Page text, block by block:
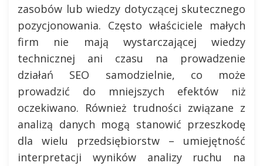
zasobów lub wiedzy dotyczącej skutecznego
pozycjonowania. Często właściciele małych
firm nie mają wystarczającej wiedzy
technicznej ani czasu na prowadzenie
działań SEO samodzielnie, co może
prowadzić do mniejszych efektów niż
oczekiwano. Również trudności związane z
analizą danych mogą stanowić przeszkodę
dla wielu przedsiębiorstw – umiejętność
interpretacji wyników analizy ruchu na